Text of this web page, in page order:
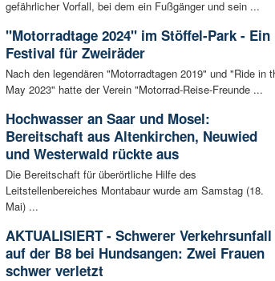
gefährlicher Vorfall, bei dem ein Fußgänger und sein ...
"Motorradtage 2024" im Stöffel-Park - Ein
Festival für Zweiräder
Nach den legendären "Motorradtagen 2019" und "Ride in
May 2023" hatte der Verein "Motorrad-Reise-Freunde ...
Hochwasser an Saar und Mosel:
Bereitschaft aus Altenkirchen, Neuwied
und Westerwald rückte aus
Die Bereitschaft für überörtliche Hilfe des
Leitstellenbereiches Montabaur wurde am Samstag (18.
Mai) ...
AKTUALISIERT - Schwerer Verkehrsunfall
auf der B8 bei Hundsangen: Zwei Frauen
schwer verletzt